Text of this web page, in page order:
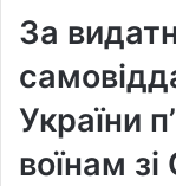
За
України
воїнам